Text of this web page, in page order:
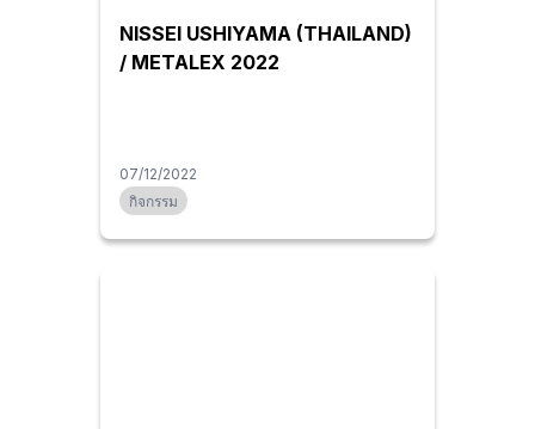
NISSEI USHIYAMA (THAILAND)
/ METALEX 2022
07/12/2022
กิจกรรม